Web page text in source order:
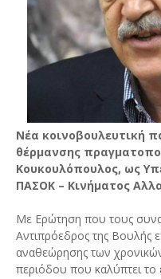
Νέα κοινοβουλευτική
θέρμανσης
Κουκουλόπουλος, ως
ΠΑΣΟΚ – Κινήματος
Με Ερώτηση που τους
Αντιπρόεδρος της Βουλής
αναθεώρησης των
περιόδου που καλύπτει